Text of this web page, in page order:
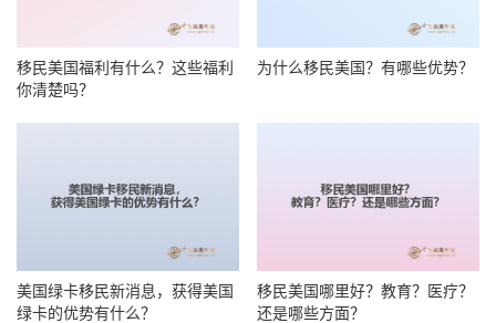
移民美国福利有什么？这些福利
你清楚吗？
为什么移民美国？有哪些优势？
美国绿卡移民新消息，获得美国
绿卡的优势有什么？
移民美国哪里好？教育？医疗？
还是哪些方面？